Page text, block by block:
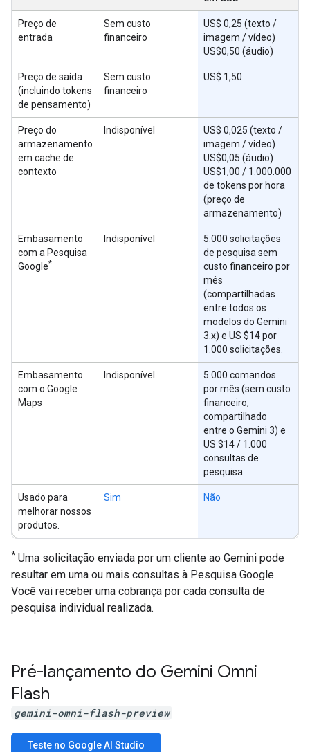
Preço de
entrada
Sem custo
financeiro
US$ 0,25 (texto /
imagem / vídeo)
US$0,50 (áudio)
Preço de saída
(incluindo tokens
de pensamento)
Sem custo
financeiro
US$ 1,50
Preço do
armazenamento
em cache de
contexto
Indisponível
US$ 0,025 (texto /
imagem / vídeo)
US$0,05 (áudio)
US$1,00 / 1.000.000
de tokens por hora
(preço de
armazenamento)
Embasamento
com a Pesquisa
Google*
Indisponível
5.000 solicitações
de pesquisa sem
custo financeiro por
mês
(compartilhadas
entre todos os
modelos do Gemini
3.x) e US $14 por
1.000 solicitações.
Embasamento
com o Google
Maps
Indisponível
5.000 comandos
por mês (sem custo
financeiro,
compartilhado
entre o Gemini 3) e
US $14 / 1.000
consultas de
pesquisa
Usado para
melhorar nossos
produtos.
Sim Não
* Uma solicitação enviada por um cliente ao Gemini pode
resultar em uma ou mais consultas à Pesquisa Google.
Você vai receber uma cobrança por cada consulta de
pesquisa individual realizada.
Pré-lançamento do Gemini Omni
Flash
gemini-omni-flash-preview
Teste no Google AI Studio